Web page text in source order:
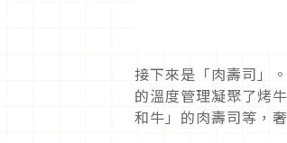
接下來是「肉壽司」
的溫度管理凝聚了烤
和牛」的肉壽司等，